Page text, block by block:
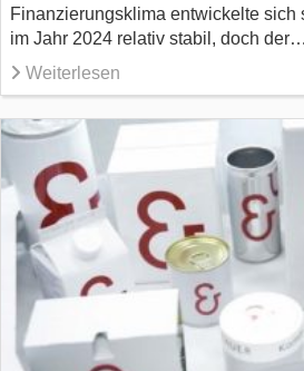
Finanzierungsklima entwickelte sich
im Jahr 2024 relativ stabil, doch der…
Weiterlesen